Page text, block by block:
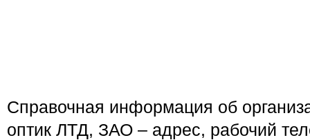
Справочная информация об
оптик ЛТД, ЗАО – адрес, рабочий